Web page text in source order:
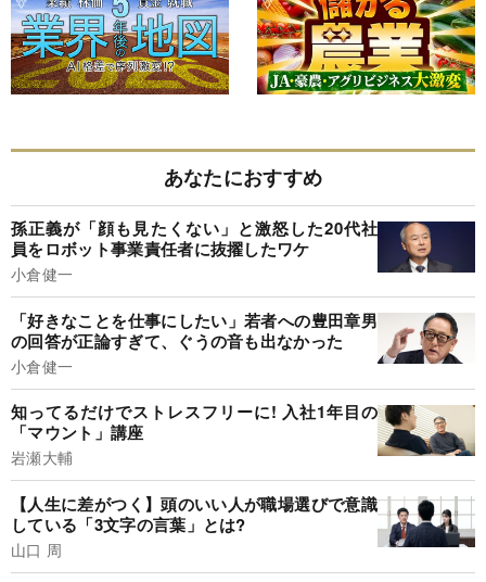
あなたにおすすめ
孫正義が「顔も見たくない」と激怒した20代社
員をロボット事業責任者に抜擢したワケ
小倉健一
「好きなことを仕事にしたい」若者への豊田章男
の回答が正論すぎて、ぐうの音も出なかった
小倉健一
知ってるだけでストレスフリーに! 入社1年目の
「マウント」講座
岩瀬大輔
【人生に差がつく】頭のいい人が職場選びで意識
している「3文字の言葉」とは?
山口 周